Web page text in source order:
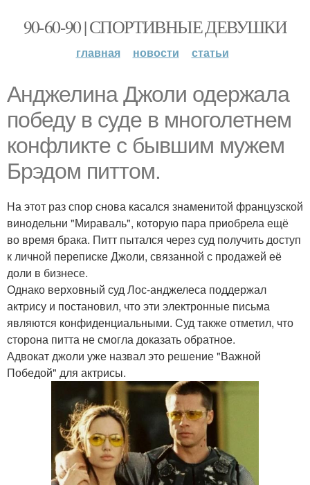
90-60-90 | СПОРТИВНЫЕ ДЕВУШКИ
главная новости статьи
Анджелина Джоли одержала
победу в суде в многолетнем
конфликте с бывшим мужем
Брэдом питтом.
На этот раз спор снова касался знаменитой французской
винодельни "Мираваль", которую пара приобрела ещё
во время брака. Питт пытался через суд получить доступ
к личной переписке Джоли, связанной с продажей её
доли в бизнесе.
Однако верховный суд Лос-анджелеса поддержал
актрису и постановил, что эти электронные письма
являются конфиденциальными. Суд также отметил, что
сторона питта не смогла доказать обратное.
Адвокат джоли уже назвал это решение "Важной
Победой" для актрисы.